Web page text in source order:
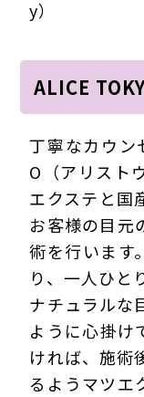
y）
ALICE
丁寧なカウン
O（アリスト
エクステと国
お客様の目元
術を行います
り、一人ひと
ナチュラルな
ように心掛け
ければ、施術
るようマツエ